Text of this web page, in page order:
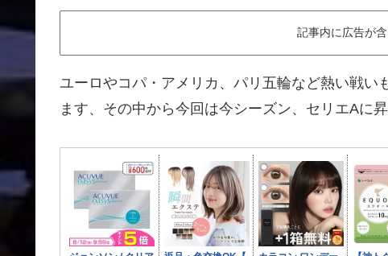
記事内に広告が含
ユーロやコパ・アメリカ、パリ五輪など熱い戦い
ます、その中から今回は今シーズン、セリエAに